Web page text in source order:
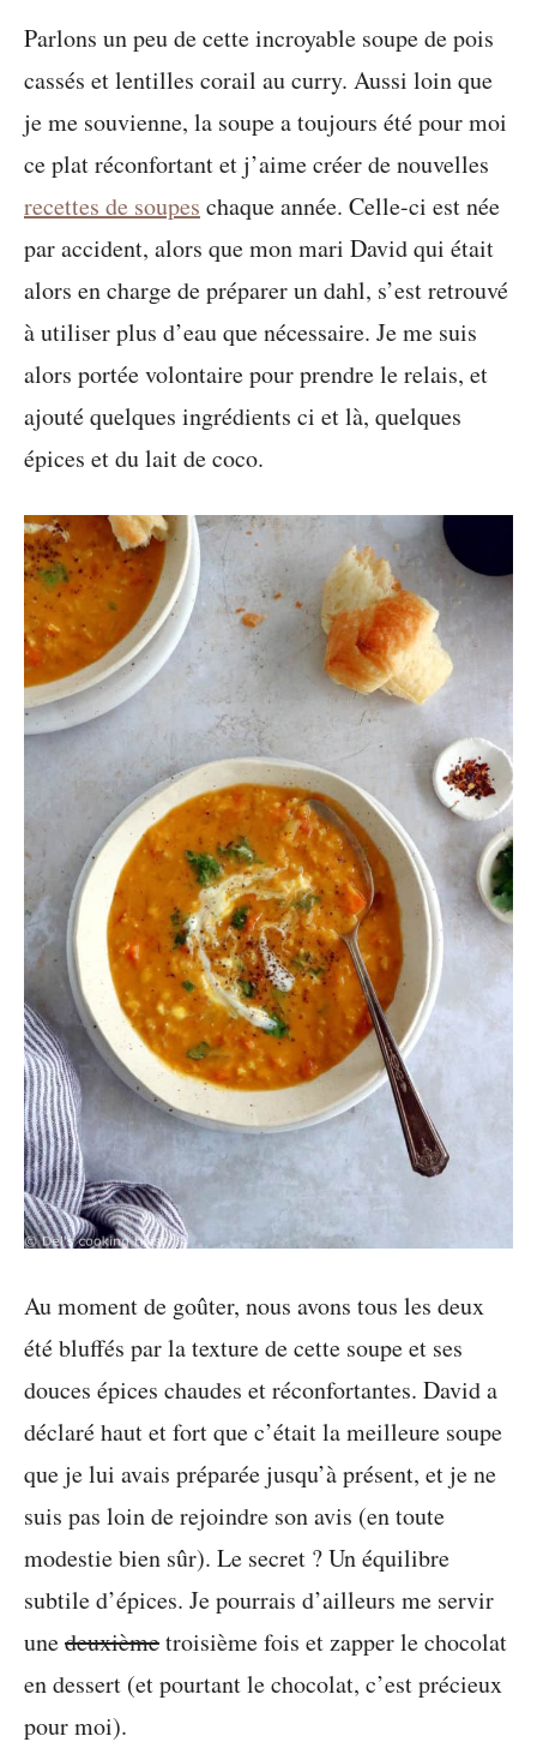
Parlons un peu de cette incroyable soupe de pois
cassés et lentilles corail au curry. Aussi loin que
je me souvienne, la soupe a toujours été pour moi
ce plat réconfortant et j’aime créer de nouvelles
recettes de soupes chaque année. Celle-ci est née
par accident, alors que mon mari David qui était
alors en charge de préparer un dahl, s’est retrouvé
à utiliser plus d’eau que nécessaire. Je me suis
alors portée volontaire pour prendre le relais, et
ajouté quelques ingrédients ci et là, quelques
épices et du lait de coco.
Au moment de goûter, nous avons tous les deux
été bluffés par la texture de cette soupe et ses
douces épices chaudes et réconfortantes. David a
déclaré haut et fort que c’était la meilleure soupe
que je lui avais préparée jusqu’à présent, et je ne
suis pas loin de rejoindre son avis (en toute
modestie bien sûr). Le secret ? Un équilibre
subtile d’épices. Je pourrais d’ailleurs me servir
unedeuxièmetroisième fois et zapper le chocolat
en dessert (et pourtant le chocolat, c’est précieux
pour moi).